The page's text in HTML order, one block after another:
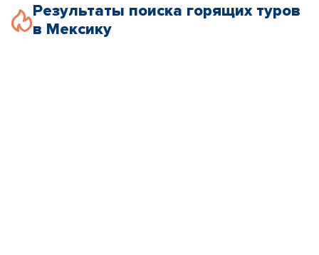
Результаты поиска горящих туров
в Мексику